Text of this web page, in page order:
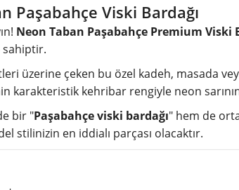
Paşabahçe Viski Bardağı
Neon Taban Paşabahçe Premium Viski
sahiptir.
üzerine çeken bu özel kadeh, masada
karakteristik kehribar rengiyle neon
bir "Paşabahçe viski bardağı" hem de
stilinizin en iddialı parçası olacaktır.